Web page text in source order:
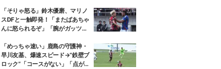
「そりゃ怒る」鈴木優磨、マリノ
スDFと一触即発！「またばあちゃ
んに怒られるぞ」「腕がガッツリ
「めっちゃ速い」鹿島の守護神・
早川友基、爆速スピード→“鉄壁ブ
ロック”「コースがない」「点が